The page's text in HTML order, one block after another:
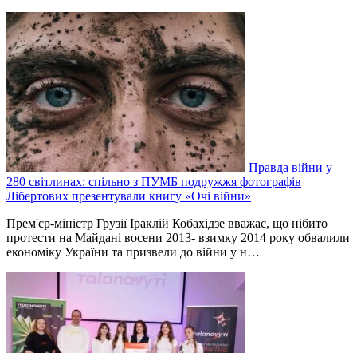
Правда війни у
280 світлинах: спільно з ПУМБ подружжя фотографів
Лібертових презентували книгу «Очі війни»
Прем'єр-міністр Грузії Іраклій Кобахідзе вважає, що нібито
протести на Майдані восени 2013- взимку 2014 року обвалили
економіку України та призвели до війни у н…